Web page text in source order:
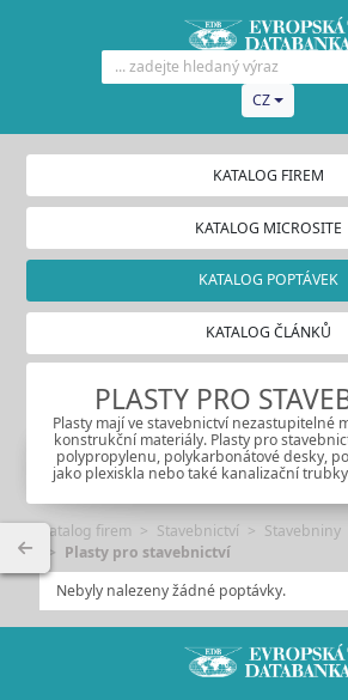
CZ
KATALOG FIREM
KATALOG MICROSITE
KATALOG POPTÁVEK
KATALOG ČLÁNKŮ
PLASTY PRO
Plasty mají ve stavebnictví nezastupitelné
konstrukční materiály. Plasty pro
polypropylenu, polykarbonátové desky,
jako plexiskla nebo také kanalizační
Katalog firem Stavebnictví
Stavebniny
Plasty pro stavebnictví
Nebyly nalezeny žádné poptávky.